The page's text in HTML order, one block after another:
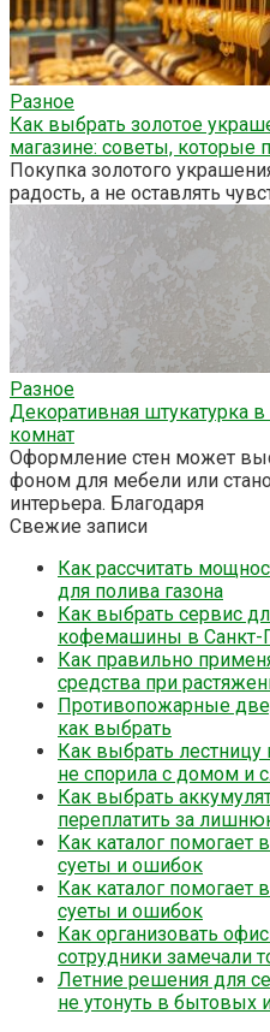
Разное
Как выбрать золотое
магазине: советы, которые
Покупка золотого
радость, а не оставлять
Разное
Декоративная штукатурка
комнат
Оформление стен может
фоном для мебели или
интерьера. Благодаря
Свежие записи
Как рассчитать
для полива газона
Как выбрать сервис
кофемашины в Санкт-
Как правильно
средства при
Противопожарные
как выбрать
Как выбрать лестницу
не спорила с домом и
Как выбрать
переплатить за
Как каталог
суеты и ошибок
Как каталог
суеты и ошибок
Как организовать
сотрудники замечали
Летние решения для
не утонуть в бытовых